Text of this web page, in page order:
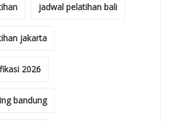
jadwal pelatihan bali
jakarta
2026
bandung